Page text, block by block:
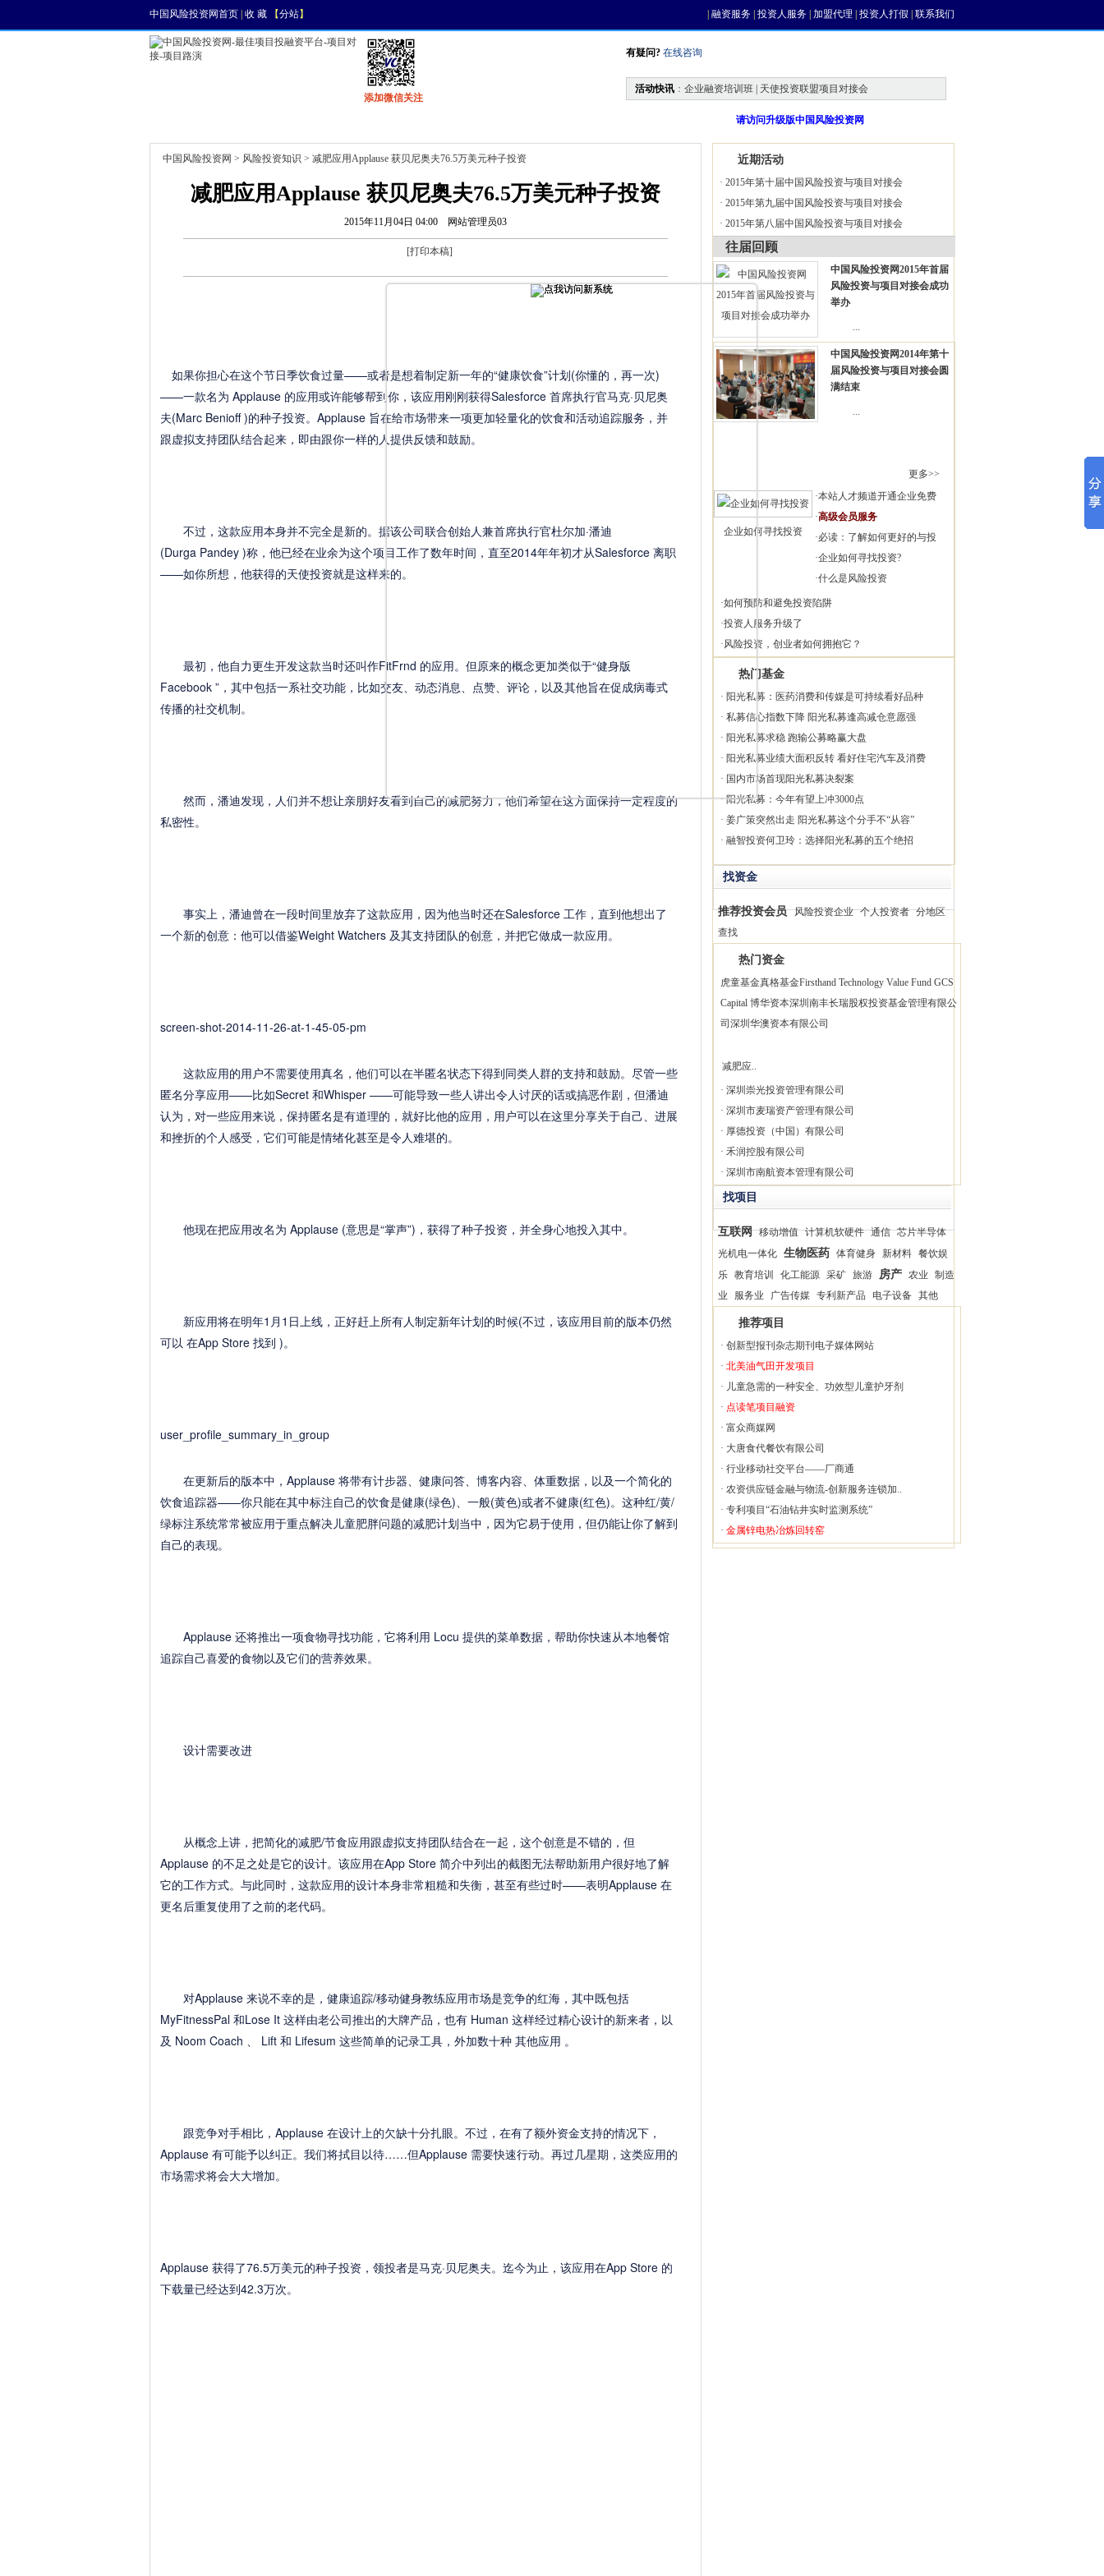
中国风险投资网首页 收 藏 【分站】 融资服务 投资人服务 加盟代理 投资人打假 联系我们
添加微信关注
有疑问? 在线咨询
活动快讯 ： 企业融资培训班 | 天使投资联盟项目对接会
请访问升级版中国风险投资网
中国风险投资网 > 风险投资知识 > 减肥应用Applause 获贝尼奥夫76.5万美元种子投资
减肥应用Applause 获贝尼奥夫76.5万美元种子投资
2015年11月04日 04:00 网站管理员03
[打印本稿]
如果你担心在这个节日季饮食过量——或者是想着制定新一年的“健康饮食”计划(你懂的，再一次)
——一款名为 Applause 的应用或许能够帮到你，该应用刚刚获得Salesforce 首席执行官马克·贝尼奥
夫(Marc Benioff )的种子投资。Applause 旨在给市场带来一项更加轻量化的饮食和活动追踪服务，并
跟虚拟支持团队结合起来，即由跟你一样的人提供反馈和鼓励。
不过，这款应用本身并不完全是新的。据该公司联合创始人兼首席执行官杜尔加·潘迪
(Durga Pandey )称，他已经在业余为这个项目工作了数年时间，直至2014年年初才从Salesforce 离职
——如你所想，他获得的天使投资就是这样来的。
最初，他自力更生开发这款当时还叫作FitFrnd 的应用。但原来的概念更加类似于“健身版
Facebook ”，其中包括一系社交功能，比如交友、动态消息、点赞、评论，以及其他旨在促成病毒式
传播的社交机制。
然而，潘迪发现，人们并不想让亲朋好友看到自己的减肥努力，他们希望在这方面保持一定程度的
私密性。
事实上，潘迪曾在一段时间里放弃了这款应用，因为他当时还在Salesforce 工作，直到他想出了
一个新的创意：他可以借鉴Weight Watchers 及其支持团队的创意，并把它做成一款应用。
screen-shot-2014-11-26-at-1-45-05-pm
这款应用的用户不需要使用真名，他们可以在半匿名状态下得到同类人群的支持和鼓励。尽管一些
匿名分享应用——比如Secret 和Whisper ——可能导致一些人讲出令人讨厌的话或搞恶作剧，但潘迪
认为，对一些应用来说，保持匿名是有道理的，就好比他的应用，用户可以在这里分享关于自己、进展
和挫折的个人感受，它们可能是情绪化甚至是令人难堪的。
他现在把应用改名为 Applause (意思是“掌声”)，获得了种子投资，并全身心地投入其中。
新应用将在明年1月1日上线，正好赶上所有人制定新年计划的时候(不过，该应用目前的版本仍然
可以 在App Store 找到 )。
user_profile_summary_in_group
在更新后的版本中，Applause 将带有计步器、健康问答、博客内容、体重数据，以及一个简化的
饮食追踪器——你只能在其中标注自己的饮食是健康(绿色)、一般(黄色)或者不健康(红色)。这种红/黄/
绿标注系统常常被应用于重点解决儿童肥胖问题的减肥计划当中，因为它易于使用，但仍能让你了解到
自己的表现。
Applause 还将推出一项食物寻找功能，它将利用 Locu 提供的菜单数据，帮助你快速从本地餐馆
追踪自己喜爱的食物以及它们的营养效果。
设计需要改进
从概念上讲，把简化的减肥/节食应用跟虚拟支持团队结合在一起，这个创意是不错的，但
Applause 的不足之处是它的设计。该应用在App Store 简介中列出的截图无法帮助新用户很好地了解
它的工作方式。与此同时，这款应用的设计本身非常粗糙和失衡，甚至有些过时——表明Applause 在
更名后重复使用了之前的老代码。
对Applause 来说不幸的是，健康追踪/移动健身教练应用市场是竞争的红海，其中既包括
MyFitnessPal 和Lose It 这样由老公司推出的大牌产品，也有 Human 这样经过精心设计的新来者，以
及 Noom Coach 、 Lift 和 Lifesum 这些简单的记录工具，外加数十种 其他应用 。
跟竞争对手相比，Applause 在设计上的欠缺十分扎眼。不过，在有了额外资金支持的情况下，
Applause 有可能予以纠正。我们将拭目以待……但Applause 需要快速行动。再过几星期，这类应用的
市场需求将会大大增加。
Applause 获得了76.5万美元的种子投资，领投者是马克·贝尼奥夫。迄今为止，该应用在App Store 的
下载量已经达到42.3万次。
近期活动
· 2015年第十届中国风险投资与项目对接会
· 2015年第九届中国风险投资与项目对接会
· 2015年第八届中国风险投资与项目对接会
往届回顾
中国风险投资网2015年首届
风险投资与项目对接会成功
举办
...
中国风险投资网2014年第十
届风险投资与项目对接会圆
满结束
...
更多>>
企业如何寻找投资
·本站人才频道开通企业免费
·高级会员服务
·必读：了解如何更好的与投
·企业如何寻找投资?
·什么是风险投资
·如何预防和避免投资陷阱
·投资人服务升级了
·风险投资，创业者如何拥抱它？
热门基金
· 阳光私募：医药消费和传媒是可持续看好品种
· 私募信心指数下降 阳光私募逢高减仓意愿强
· 阳光私募求稳 跑输公募略赢大盘
· 阳光私募业绩大面积反转 看好住宅汽车及消费
· 国内市场首现阳光私募决裂案
·阳光私募：今年有望上冲3000点
· 姜广策突然出走 阳光私募这个分手不“从容”
· 融智投资何卫玲：选择阳光私募的五个绝招
找资金
推荐投资会员 风险投资企业 个人投资者 分地区
查找
热门资金
虎童基金真格基金Firsthand Technology Value Fund GCS
Capital 博华资本深圳南丰长瑞股权投资基金管理有限公
司 深圳华澳资本有限公司
减肥应..
· 深圳崇光投资管理有限公司
· 深圳市麦瑞资产管理有限公司
· 厚德投资（中国）有限公司
· 禾润控股有限公司
· 深圳市南航资本管理有限公司
找项目
互联网 移动增值 计算机软硬件 通信 芯片半导体
光机电一体化 生物医药 体育健身 新材料 餐饮娱
乐 教育培训 化工能源 采矿 旅游 房产 农业
制造
业
服务业 广告传媒 专利新产品 电子设备 其他
推荐项目
· 创新型报刊杂志期刊电子媒体网站
· 北美油气田开发项目
· 儿童急需的一种安全、功效型儿童护牙剂
· 点读笔项目融资
· 富众商媒网
· 大唐食代餐饮有限公司
· 行业移动社交平台——厂商通
· 农资供应链金融与物流-创新服务连锁加..
· 专利项目“石油钻井实时监测系统”
· 金属锌电热冶炼回转窑